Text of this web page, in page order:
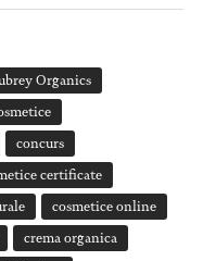
Organics
concurs
certificate
cosmetice online
crema organica